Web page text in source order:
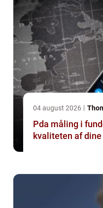
04 august 2026
Pda måling i
kvaliteten af